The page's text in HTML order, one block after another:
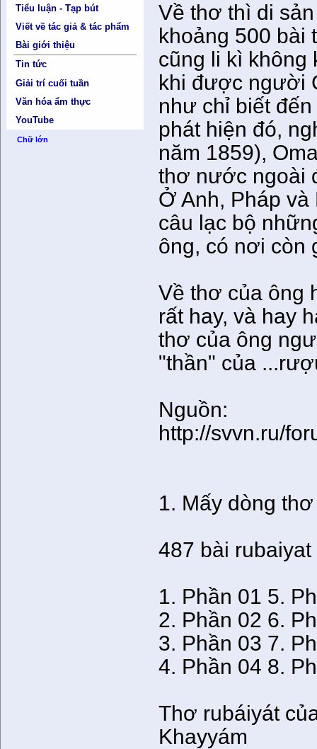
Tiểu luận - Tạp bút
Viết về tác giả & tác phẩm
Bài giới thiệu
Tin tức
Giải trí cuối tuần
Văn hóa ẩm thực
YouTube
Chữ lớn
Về thơ thì di
khoảng 500 bài
cũng li kì không
khi được người
như chỉ biết
phát hiện đó,
năm 1859),
thơ nước ngoài
Ở Anh, Pháp
câu lạc bộ
ông, có nơi còn
Về thơ của ông
rất hay, và hay
thơ của ông
"thần" của
Nguồn:
http://svvn.ru/
1. Mấy dòng
487 bài
1. Phần 01 5.
2. Phần 02 6.
3. Phần 03 7.
4. Phần 04 8.
Thơ rubáiyát
Khayyám